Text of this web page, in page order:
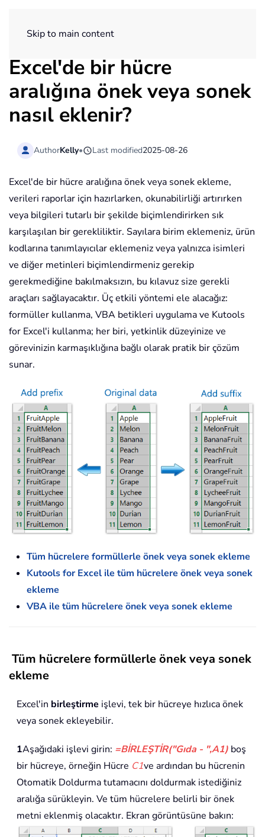
Skip to main content
Excel'de bir hücre
aralığına önek veya sonek
nasıl eklenir?
AuthorKelly• Last modified2025-08-26
Excel'de bir hücre aralığına önek veya sonek ekleme,
verileri raporlar için hazırlarken, okunabilirliği artırırken
veya bilgileri tutarlı bir şekilde biçimlendirirken sık
karşılaşılan bir gerekliliktir. Sayılara birim eklemeniz, ürün
kodlarına tanımlayıcılar eklemeniz veya yalnızca isimleri
ve diğer metinleri biçimlendirmeniz gerekip
gerekmediğine bakılmaksızın, bu kılavuz size gerekli
araçları sağlayacaktır. Üç etkili yöntemi ele alacağız:
formüller kullanma, VBA betikleri uygulama ve Kutools
for Excel'i kullanma; her biri, yetkinlik düzeyinize ve
görevinizin karmaşıklığına bağlı olarak pratik bir çözüm
sunar.
Tüm hücrelere formüllerle önek veya sonek ekleme
Kutools for Excel ile tüm hücrelere önek veya sonek
ekleme
VBA ile tüm hücrelere önek veya sonek ekleme
Tüm hücrelere formüllerle önek veya sonek
ekleme
Excel'in birleştirme işlevi, tek bir hücreye hızlıca önek
veya sonek ekleyebilir.
1Aşağıdaki işlevi girin: =BİRLEŞTİR("Gıda - ",A1) boş
bir hücreye, örneğin Hücre C1ve ardından bu hücrenin
Otomatik Doldurma tutamacını doldurmak istediğiniz
aralığa sürükleyin. Ve tüm hücrelere belirli bir önek
metni eklenmiş olacaktır. Ekran görüntüsüne bakın: